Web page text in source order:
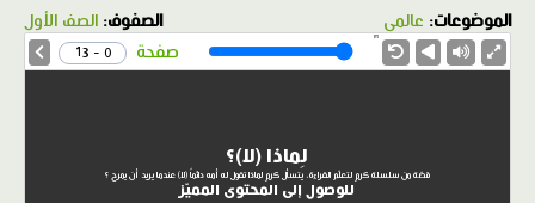
الموضوعات: عالمي الصفوف: الصف الأول
صفحة 0 - 13
لِماذا (لا)؟
قصّة من سلسلة كرم لتعلّم القراءة، يتسأل كرم لماذا تقول له أمه دائماً (لا) عندما يريد أن يمرح ؟
للوصول إلى المحتوى المميّز